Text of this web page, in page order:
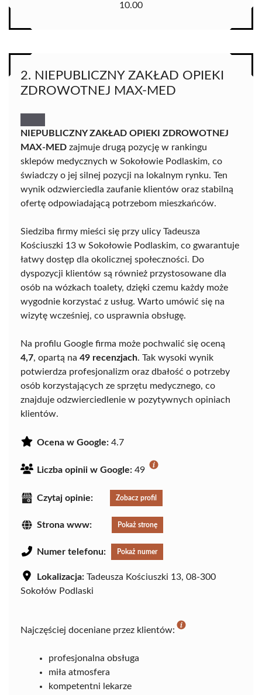
10.00
2. NIEPUBLICZNY ZAKŁAD OPIEKI
ZDROWOTNEJ MAX-MED
NIEPUBLICZNY ZAKŁAD OPIEKI ZDROWOTNEJ
MAX-MED zajmuje drugą pozycję w rankingu
sklepów medycznych w Sokołowie Podlaskim, co
świadczy o jej silnej pozycji na lokalnym rynku. Ten
wynik odzwierciedla zaufanie klientów oraz stabilną
ofertę odpowiadającą potrzebom mieszkańców.
Siedziba firmy mieści się przy ulicy Tadeusza
Kościuszki 13 w Sokołowie Podlaskim, co gwarantuje
łatwy dostęp dla okolicznej społeczności. Do
dyspozycji klientów są również przystosowane dla
osób na wózkach toalety, dzięki czemu każdy może
wygodnie korzystać z usług. Warto umówić się na
wizytę wcześniej, co usprawnia obsługę.
Na profilu Google firma może pochwalić się oceną
4,7, opartą na 49 recenzjach. Tak wysoki wynik
potwierdza profesjonalizm oraz dbałość o potrzeby
osób korzystających ze sprzętu medycznego, co
znajduje odzwierciedlenie w pozytywnych opiniach
klientów.
Ocena w Google: 4.7
Liczba opinii w Google: 49
Czytaj opinie: Zobacz profil
Strona www: Pokaż stronę
Numer telefonu: Pokaż numer
Lokalizacja: Tadeusza Kościuszki 13, 08-300
Sokołów Podlaski
Najczęściej doceniane przez klientów:
profesjonalna obsługa
miła atmosfera
kompetentni lekarze